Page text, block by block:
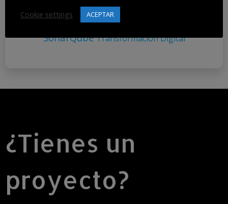
KubernetesMicroservicios
SetdevelopersSetdevelopers DevOps
SonarQubeTransformación Digital
¿Tienes un
proyecto?
Cookie settings ACEPTAR